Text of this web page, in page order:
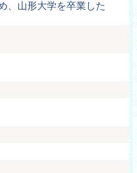
、山形大学を卒業した